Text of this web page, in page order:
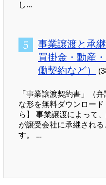
し...
事業譲渡と承
買掛金・動産
働契約など）
「事業譲渡契約書」（
な形を無料ダウンロー
ら】 事業譲渡によって
が譲受会社に承継される
す。 ...